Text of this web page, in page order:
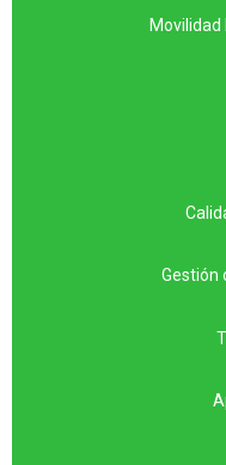
Movilidad
Gestión